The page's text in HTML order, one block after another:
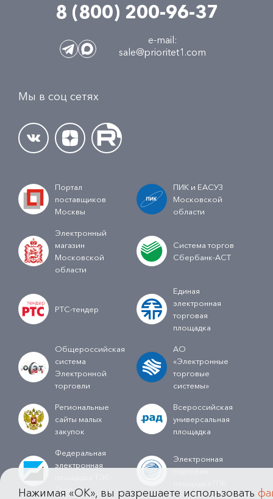
8 (800) 200-96-37
e-mail:
sale@prioritet1.com
Мы в соц сетях
Портал
поставщиков
Москвы
ПИК и ЕАСУЗ
Московской
области
Электронный
магазин
Московской
области
Система торгов
Сбербанк-АСТ
РТС-тендер
Единая
электронная
торговая
площадка
Общероссийская
система
Электронной
торговли
АО
«Электронные
торговые
системы»
Региональные
сайты малых
закупок
Всероссийская
универсальная
площадка
Федеральная
электронная
Торг
Электронная
торговая
Нажимая «OK», вы разрешаете использовать